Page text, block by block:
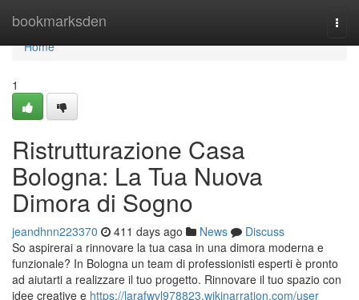
bookmarksden
Home
Home
1
Ristrutturazione Casa
Bologna: La Tua Nuova
Dimora di Sogno
jeandhnn223370 411 days ago News
Discuss
So aspirerai a rinnovare la tua casa in una dimora moderna e
funzionale? In Bologna un team di professionisti esperti è pronto
ad aiutarti a realizzare il tuo progetto. Rinnovare il tuo spazio con
idee creative e https://larafwvl978823.wikinarration.com/user